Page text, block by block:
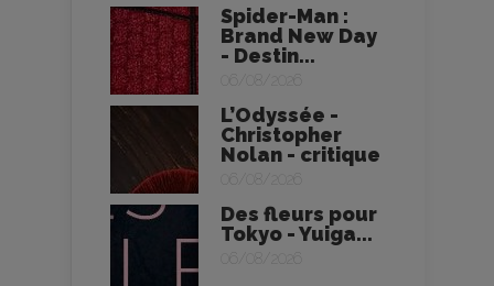
Spider-Man :
Brand New Day
- Destin...
06/08/2026
L’Odyssée -
Christopher
Nolan - critique
06/08/2026
Des fleurs pour
Tokyo - Yuiga...
06/08/2026